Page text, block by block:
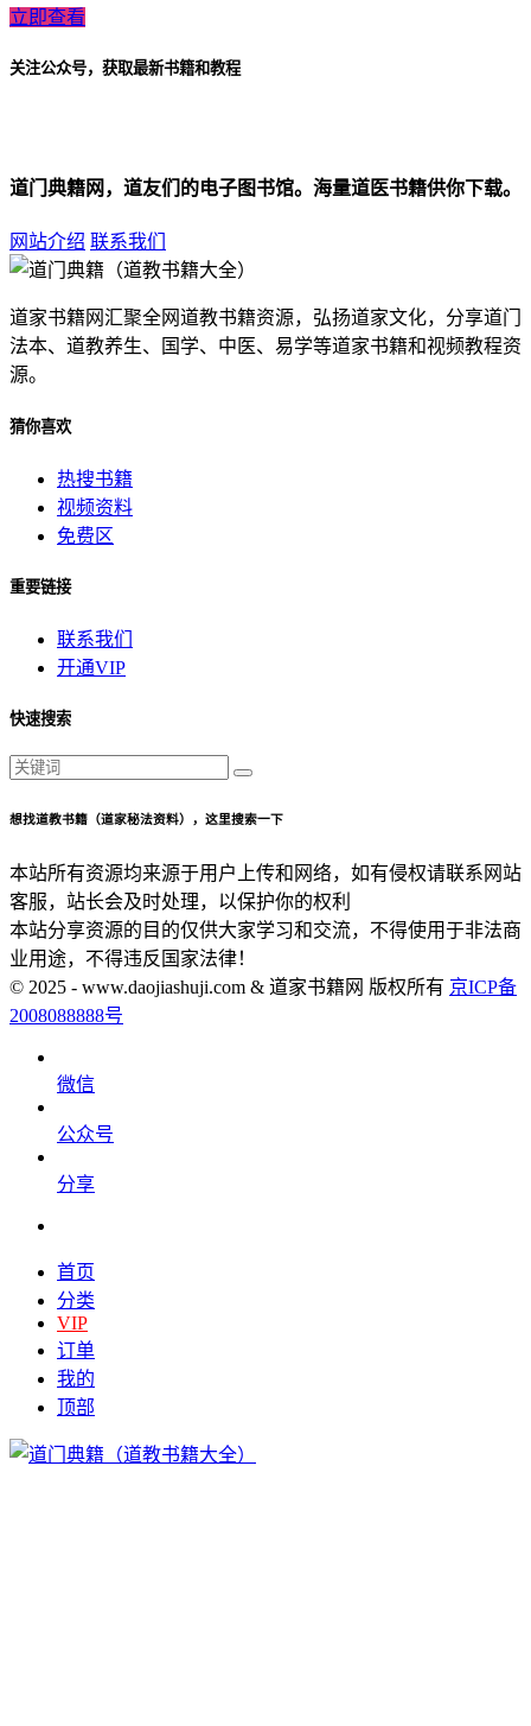
立即查看
关注公众号，获取最新书籍和教程
道门典籍网，道友们的电子图书馆。海量道医书籍供你下载。
网站介绍 联系我们
道家书籍网汇聚全网道教书籍资源，弘扬道家文化，分享道门
法本、道教养生、国学、中医、易学等道家书籍和视频教程资
源。
猜你喜欢
热搜书籍
视频资料
免费区
重要链接
联系我们
开通VIP
快速搜索
想找道教书籍（道家秘法资料），这里搜索一下
本站所有资源均来源于用户上传和网络，如有侵权请联系网站
客服，站长会及时处理，以保护你的权利
本站分享资源的目的仅供大家学习和交流，不得使用于非法商
业用途，不得违反国家法律！
© 2025 - www.daojiashuji.com & 道家书籍网 版权所有 京ICP备
2008088888号
微信
公众号
分享
首页
分类
VIP
订单
我的
顶部